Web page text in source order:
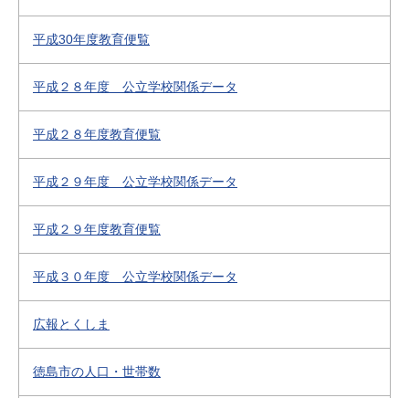
平成30年度教育便覧
平成２８年度 公立学校関係データ
平成２８年度教育便覧
平成２９年度 公立学校関係データ
平成２９年度教育便覧
平成３０年度 公立学校関係データ
広報とくしま
徳島市の人口・世帯数